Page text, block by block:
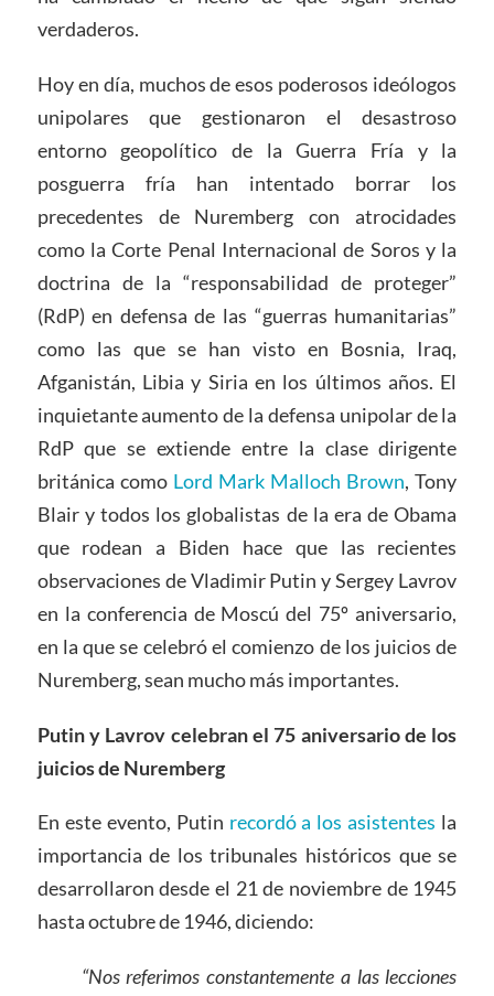
verdaderos.
Hoy en día, muchos de esos poderosos ideólogos
unipolares que gestionaron el desastroso
entorno geopolítico de la Guerra Fría y la
posguerra fría han intentado borrar los
precedentes de Nuremberg con atrocidades
como la Corte Penal Internacional de Soros y la
doctrina de la “responsabilidad de proteger”
(RdP) en defensa de las “guerras humanitarias”
como las que se han visto en Bosnia, Iraq,
Afganistán, Libia y Siria en los últimos años. El
inquietante aumento de la defensa unipolar de la
RdP que se extiende entre la clase dirigente
británica como Lord Mark Malloch Brown, Tony
Blair y todos los globalistas de la era de Obama
que rodean a Biden hace que las recientes
observaciones de Vladimir Putin y Sergey Lavrov
en la conferencia de Moscú del 75º aniversario,
en la que se celebró el comienzo de los juicios de
Nuremberg, sean mucho más importantes.
Putin y Lavrov celebran el 75 aniversario de los
juicios de Nuremberg
En este evento, Putin recordó a los asistentes la
importancia de los tribunales históricos que se
desarrollaron desde el 21 de noviembre de 1945
hasta octubre de 1946, diciendo:
“Nos referimos constantemente a las lecciones